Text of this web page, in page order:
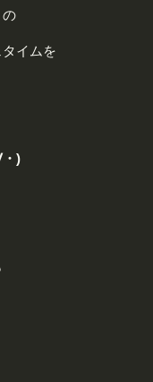
の
イムを
・)